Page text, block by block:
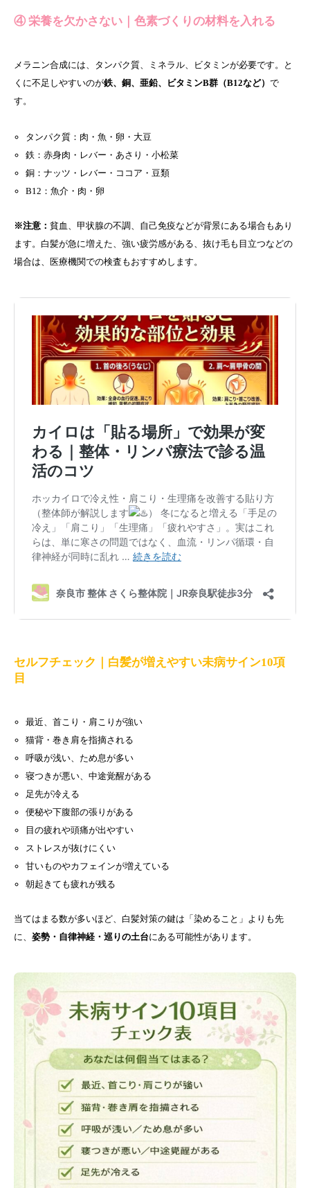
④ 栄養を欠かさない｜色素づくりの材料を入れる
メラニン合成には、タンパク質、ミネラル、ビタミンが必要です。と
くに不足しやすいのが鉄、銅、亜鉛、ビタミンB群（B12など） で
す。
タンパク質：肉・魚・卵・大豆
鉄：赤身肉・レバー・あさり・小松菜
銅：ナッツ・レバー・ココア・豆類
B12：魚介・肉・卵
※注意： 貧血、甲状腺の不調、自己免疫などが背景にある場合もあり
ます。白髪が急に増えた、強い疲労感がある、抜け毛も目立つなどの
場合は、医療機関での検査もおすすめします。
セルフチェック｜白髪が増えやすい未病サイン10項
目
最近、首こり・肩こりが強い
猫背・巻き肩を指摘される
呼吸が浅い、ため息が多い
寝つきが悪い、中途覚醒がある
足先が冷える
便秘や下腹部の張りがある
目の疲れや頭痛が出やすい
ストレスが抜けにくい
甘いものやカフェインが増えている
朝起きても疲れが残る
当てはまる数が多いほど、白髪対策の鍵は「染めること」よりも先
に、 姿勢・自律神経・巡りの土台にある可能性があります。